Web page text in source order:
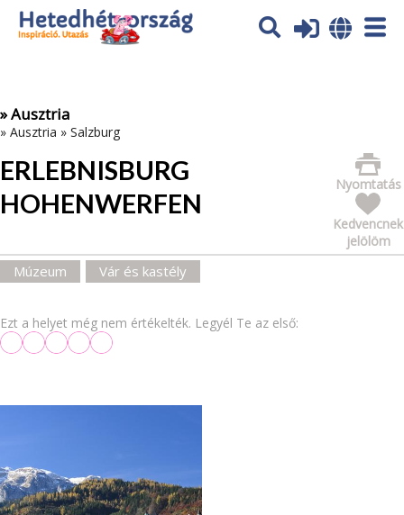
Az oldal sütiket (cookies) használ. További tájékoztatás itt:
Adatvédelmi tájékoztató
» Ausztria
» Ausztria » Salzburg
ERLEBNISBURG
HOHENWERFEN
Nyomtatás
Kedvencnek
jelölöm
Múzeum Vár és kastély
Ezt a helyet még nem értékelték. Legyél Te az első: